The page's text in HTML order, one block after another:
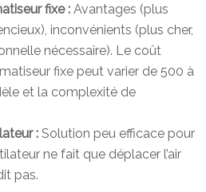
fixe : Avantages (plus
inconvénients (plus cher,
nécessaire). Le coût
fixe peut varier de 500 à
et la complexité de
: Solution peu efficace pour
ne fait que déplacer l’air
pas.